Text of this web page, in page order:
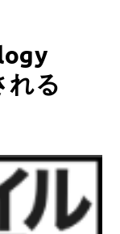
れる